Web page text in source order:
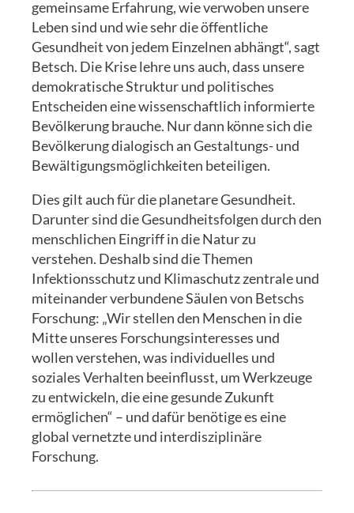
gemeinsame Erfahrung, wie verwoben unsere
Leben sind und wie sehr die öffentliche
Gesundheit von jedem Einzelnen abhängt“, sagt
Betsch. Die Krise lehre uns auch, dass unsere
demokratische Struktur und politisches
Entscheiden eine wissenschaftlich informierte
Bevölkerung brauche. Nur dann könne sich die
Bevölkerung dialogisch an Gestaltungs- und
Bewältigungsmöglichkeiten beteiligen.
Dies gilt auch für die planetare Gesundheit.
Darunter sind die Gesundheitsfolgen durch den
menschlichen Eingriff in die Natur zu
verstehen. Deshalb sind die Themen
Infektionsschutz und Klimaschutz zentrale und
miteinander verbundene Säulen von Betschs
Forschung: „Wir stellen den Menschen in die
Mitte unseres Forschungsinteresses und
wollen verstehen, was individuelles und
soziales Verhalten beeinflusst, um Werkzeuge
zu entwickeln, die eine gesunde Zukunft
ermöglichen“ – und dafür benötige es eine
global vernetzte und interdisziplinäre
Forschung.